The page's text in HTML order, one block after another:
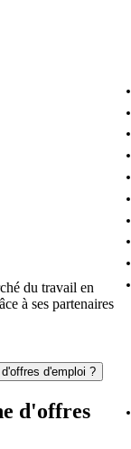
du travail en
à ses partenaires
d'emploi ?
d'offres